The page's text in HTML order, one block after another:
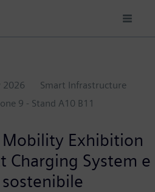
2026
Smart Infrastructure
9 - Stand A10 B11
Mobility Exhibition
Charging System e